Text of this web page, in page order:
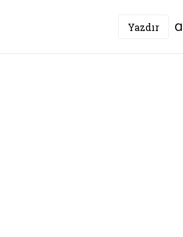
Yazdır